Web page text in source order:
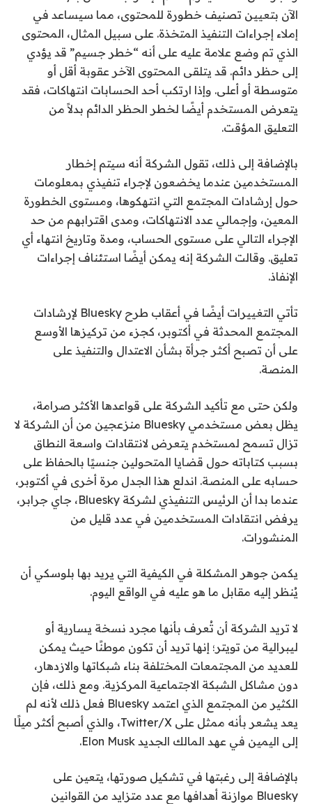
الآن بتعيين تصنيف خطورة للمحتوى، مما سيساعد في
إملاء إجراءات التنفيذ المتخذة. على سبيل المثال، المحتوى
الذي تم وضع علامة عليه على أنه “خطر جسيم” قد يؤدي
إلى حظر دائم. قد يتلقى المحتوى الآخر عقوبة أقل أو
متوسطة أو أعلى. وإذا ارتكب أحد الحسابات انتهاكات، فقد
يتعرض المستخدم أيضًا لخطر الحظر الدائم بدلاً من
التعليق المؤقت.
بالإضافة إلى ذلك، تقول الشركة أنه سيتم إخطار
المستخدمين عندما يخضعون لإجراء تنفيذي بمعلومات
حول إرشادات المجتمع التي انتهكوها، ومستوى الخطورة
المعين، وإجمالي عدد الانتهاكات، ومدى اقترابهم من حد
الإجراء التالي على مستوى الحساب، ومدة وتاريخ انتهاء أي
تعليق. وقالت الشركة إنه يمكن أيضًا استئناف إجراءات
الإنفاذ.
تأتي التغييرات أيضًا في أعقاب طرح Bluesky لإرشادات
المجتمع المحدثة في أكتوبر، كجزء من تركيزها الأوسع
على أن تصبح أكثر جرأة بشأن الاعتدال والتنفيذ على
المنصة.
ولكن حتى مع تأكيد الشركة على قواعدها الأكثر صرامة،
يظل بعض مستخدمي Bluesky منزعجين من أن الشركة لا
تزال تسمح لمستخدم يتعرض لانتقادات واسعة النطاق
بسبب كتاباته حول قضايا المتحولين جنسيًا بالحفاظ على
حسابه على المنصة. اندلع هذا الجدل مرة أخرى في أكتوبر،
عندما بدا أن الرئيس التنفيذي لشركة Bluesky، جاي جرابر،
يرفض انتقادات المستخدمين في عدد قليل من
المنشورات.
يكمن جوهر المشكلة في الكيفية التي يريد بها بلوسكي أن
يُنظر إليه مقابل ما هو عليه في الواقع اليوم.
لا تريد الشركة أن تُعرف بأنها مجرد نسخة يسارية أو
ليبرالية من تويتر؛ إنها تريد أن تكون موطنًا حيث يمكن
للعديد من المجتمعات المختلفة بناء شبكاتها والازدهار،
دون مشاكل الشبكة الاجتماعية المركزية. ومع ذلك، فإن
الكثير من المجتمع الذي اعتمد Bluesky فعل ذلك لأنه لم
يعد يشعر بأنه ممثل على Twitter/X، والذي أصبح أكثر ميلًا
إلى اليمين في عهد المالك الجديد Elon Musk.
بالإضافة إلى رغبتها في تشكيل صورتها، يتعين على
Bluesky موازنة أهدافها مع عدد متزايد من القوانين